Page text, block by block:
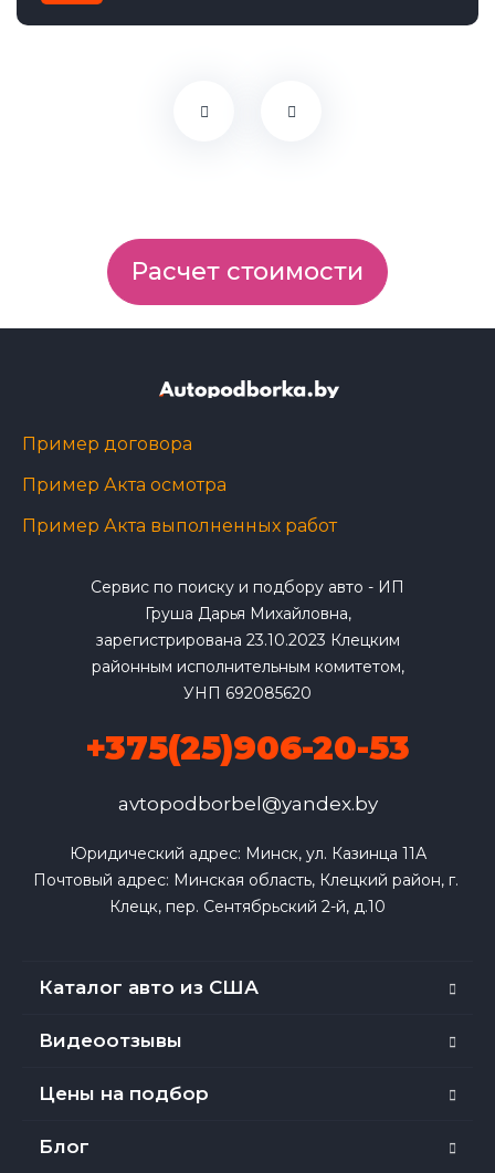
Расчет стоимости
Пример договора
Пример Акта осмотра
Пример Акта выполненных работ
Сервис по поиску и подбору авто - ИП
Груша Дарья Михайловна,
зарегистрирована 23.10.2023 Клецким
районным исполнительным комитетом,
УНП 692085620
+375(25)906-20-53
avtopodborbel@yandex.by
Юридический адрес: Минск, ул. Казинца 11А
Почтовый адрес: Минская область, Клецкий район, г.
Клецк, пер. Сентябрьский 2-й, д.10
Каталог авто из США
Видеоотзывы
Цены на подбор
Блог